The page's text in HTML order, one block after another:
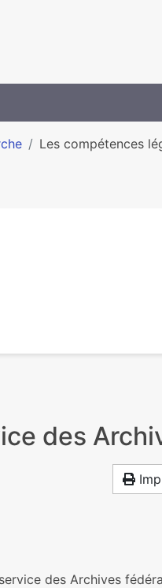
Les compétences
des
des Archives